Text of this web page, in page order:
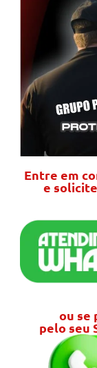
Entre em
e
ou se
pelo seu